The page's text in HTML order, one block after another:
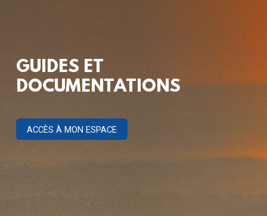
GUIDES ET
DOCUMENTATIONS
ACCÈS À MON ESPACE